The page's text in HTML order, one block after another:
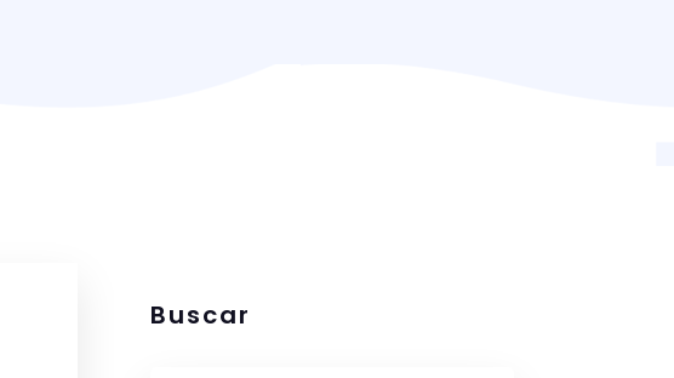
Buscar